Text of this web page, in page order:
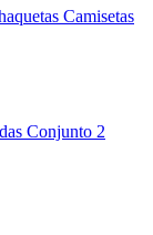
Camisetas
Conjunto 2